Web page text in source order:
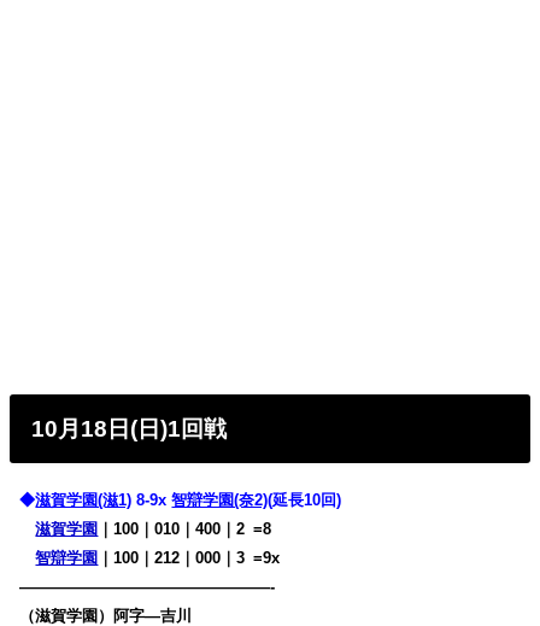
10月18日(日)1回戦
◆滋賀学園(滋1) 8-9x智辯学園(奈2)(延長10回)
滋賀学園
｜100｜010｜400｜2 0=8
智辯学園
｜100｜212｜000｜3 0=9x
————————————————-
（滋賀学園）阿字―吉川